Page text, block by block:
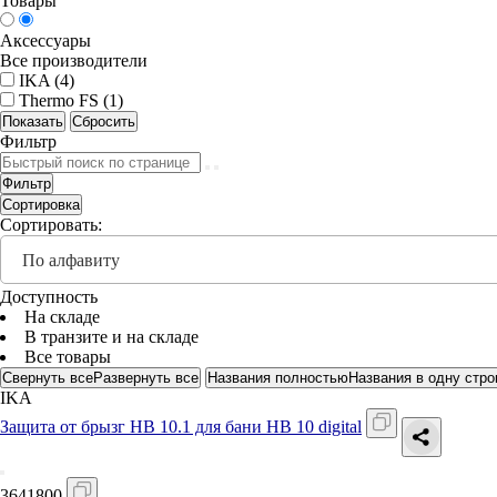
Аксессуары
Все производители
IKA (4)
Thermo FS (1)
Фильтр
Фильтр
Сортировка
Сортировать:
По алфавиту
Доступность
На складе
В транзите и на складе
Все товары
Свернуть всеРазвернуть все Названия полностьюНазвания в одну
IKA
Защита от брызг HB 10.1 для бани HB 10 digital